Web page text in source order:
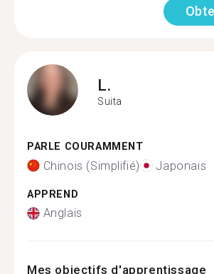
L.
Suita
PARLE COURAMMENT
Chinois (Simplifié) Japonais
APPREND
Anglais
Mes objectifs d'apprentissage